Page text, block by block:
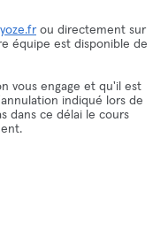
ou directement sur
équipe est disponible de
vous engage et qu'il est
indiqué lors de
dans ce délai le cours